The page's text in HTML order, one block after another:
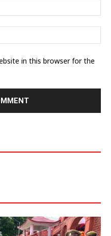
in this browser for the